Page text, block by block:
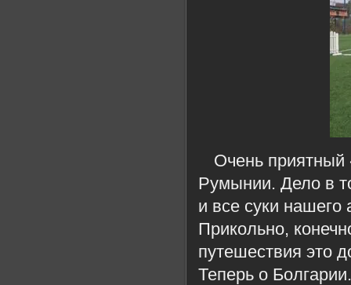
Очень приятный
Румынии. Дело в
и все суки нашего
Прикольно,
путешествия это
Теперь о